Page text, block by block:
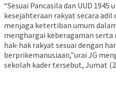
“Sesuai Pancasila dan UUD 1945
kesejahteraan rakyat secara adil
menjaga ketertiban umum
menghargai keberagaman
hak-hak rakyat sesuai dengan
berprikemanusiaan,”urai JG
sekolah kader tersebut, Jumat